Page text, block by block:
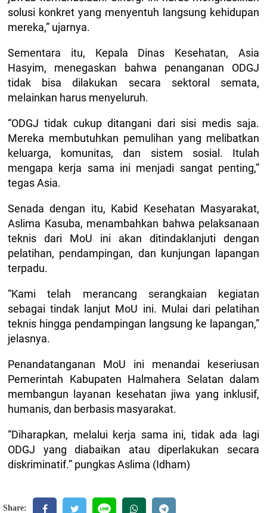
solusi konkret yang menyentuh langsung kehidupan
mereka,” ujarnya.
Sementara itu, Kepala Dinas Kesehatan, Asia
Hasyim, menegaskan bahwa penanganan ODGJ
tidak bisa dilakukan secara sektoral semata,
melainkan harus menyeluruh.
“ODGJ tidak cukup ditangani dari sisi medis saja.
Mereka membutuhkan pemulihan yang melibatkan
keluarga, komunitas, dan sistem sosial. Itulah
mengapa kerja sama ini menjadi sangat penting,”
tegas Asia.
Senada dengan itu, Kabid Kesehatan Masyarakat,
Aslima Kasuba, menambahkan bahwa pelaksanaan
teknis dari MoU ini akan ditindaklanjuti dengan
pelatihan, pendampingan, dan kunjungan lapangan
terpadu.
“Kami telah merancang serangkaian kegiatan
sebagai tindak lanjut MoU ini. Mulai dari pelatihan
teknis hingga pendampingan langsung ke lapangan,”
jelasnya.
Penandatanganan MoU ini menandai keseriusan
Pemerintah Kabupaten Halmahera Selatan dalam
membangun layanan kesehatan jiwa yang inklusif,
humanis, dan berbasis masyarakat.
“Diharapkan, melalui kerja sama ini, tidak ada lagi
ODGJ yang diabaikan atau diperlakukan secara
diskriminatif.” pungkas Aslima (Idham)
Share: